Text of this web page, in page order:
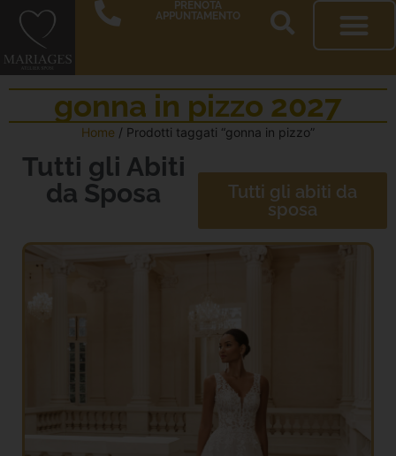
PRENOTA
APPUNTAMENTO
gonna in pizzo 2027
Home / Prodotti taggati “gonna in pizzo”
Tutti gli Abiti
da Sposa
Tutti gli abiti da
sposa